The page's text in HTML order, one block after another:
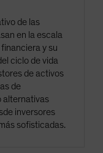
de las
en la escala
y su
ciclo de vida
de activos
de
alternativas
inversores
sofisticadas.